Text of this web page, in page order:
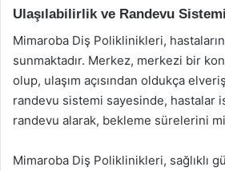
Ulaşılabilirlik ve Randevu Sistemi
Mimaroba Diş Poliklinikleri,
sunmaktadır. Merkez, merkezi bir
olup, ulaşım açısından oldukça
randevu sistemi sayesinde, hastalar
randevu alarak, bekleme sürelerini
Mimaroba Diş Poliklinikleri, sağlıklı